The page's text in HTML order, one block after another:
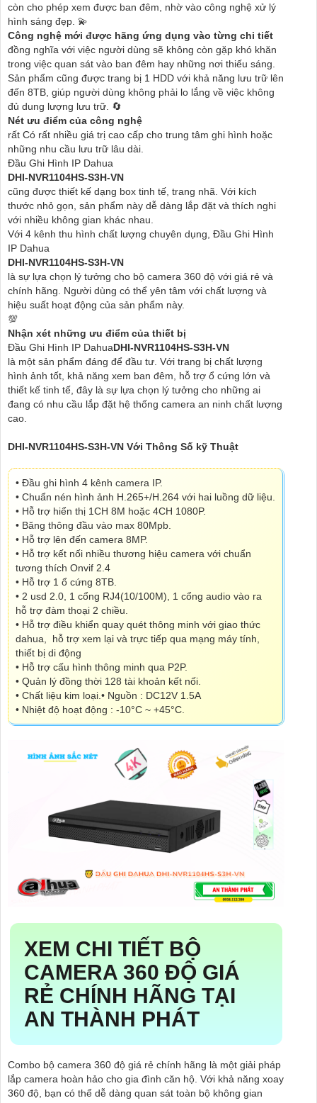
còn cho phép xem được ban đêm, nhờ vào công nghệ xử lý
hình sáng đẹp. 💫
Công nghệ mới được hãng ứng dụng vào từng chi tiết
đồng nghĩa với việc người dùng sẽ không còn gặp khó khăn
trong việc quan sát vào ban đêm hay những nơi thiếu sáng.
Sản phẩm cũng được trang bị 1 HDD với khả năng lưu trữ lên
đến 8TB, giúp người dùng không phải lo lắng về việc không
đủ dung lượng lưu trữ. 🔄
Nét ưu điểm của công nghệ
rất Có rất nhiều giá trị cao cấp cho trung tâm ghi hình hoặc
những nhu cầu lưu trữ lâu dài.
Đầu Ghi Hình IP Dahua
DHI-NVR1104HS-S3H-VN
cũng được thiết kế dạng box tinh tế, trang nhã. Với kích
thước nhỏ gọn, sản phẩm này dễ dàng lắp đặt và thích nghi
với nhiều không gian khác nhau.
Với 4 kênh thu hình chất lượng chuyên dụng, Đầu Ghi Hình
IP Dahua
DHI-NVR1104HS-S3H-VN
là sự lựa chọn lý tưởng cho bộ camera 360 độ với giá rẻ và
chính hãng. Người dùng có thể yên tâm với chất lượng và
hiệu suất hoạt động của sản phẩm này.
💯
Nhận xét những ưu điểm của thiết bị
Đầu Ghi Hình IP DahuaDHI-NVR1104HS-S3H-VN
là một sản phẩm đáng để đầu tư. Với trang bị chất lượng
hình ảnh tốt, khả năng xem ban đêm, hỗ trợ ổ cứng lớn và
thiết kế tinh tế, đây là sự lựa chọn lý tưởng cho những ai
đang có nhu cầu lắp đặt hệ thống camera an ninh chất lượng
cao.
DHI-NVR1104HS-S3H-VN Với Thông Số kỹ Thuật
• Đầu ghi hình 4 kênh camera IP.
• Chuẩn nén hình ảnh H.265+/H.264 với hai luồng dữ liệu.
• Hỗ trợ hiển thị 1CH 8M hoặc 4CH 1080P.
• Băng thông đầu vào max 80Mpb.
• Hỗ trợ lên đến camera 8MP.
• Hỗ trợ kết nối nhiều thương hiệu camera với chuẩn
tương thích Onvif 2.4
• Hỗ trợ 1 ổ cứng 8TB.
• 2 usd 2.0, 1 cổng RJ4(10/100M), 1 cổng audio vào ra
hỗ trợ đàm thoại 2 chiều.
• Hỗ trợ điều khiển quay quét thông minh với giao thức
dahua, hỗ trợ xem lại và trực tiếp qua mạng máy tính,
thiết bị di động
• Hỗ trợ cấu hình thông minh qua P2P.
• Quản lý đồng thời 128 tài khoản kết nối.
• Chất liệu kim loại.• Nguồn : DC12V 1.5A
• Nhiệt độ hoạt động : -10°C ~ +45°C.
XEM CHI TIẾT BỘ
CAMERA 360 ĐỘ GIÁ
RẺ CHÍNH HÃNG TẠI
AN THÀNH PHÁT
Combo bộ camera 360 độ giá rẻ chính hãng là một giải pháp
lắp camera hoàn hảo cho gia đình căn hộ. Với khả năng xoay
360 độ, bạn có thể dễ dàng quan sát toàn bộ không gian